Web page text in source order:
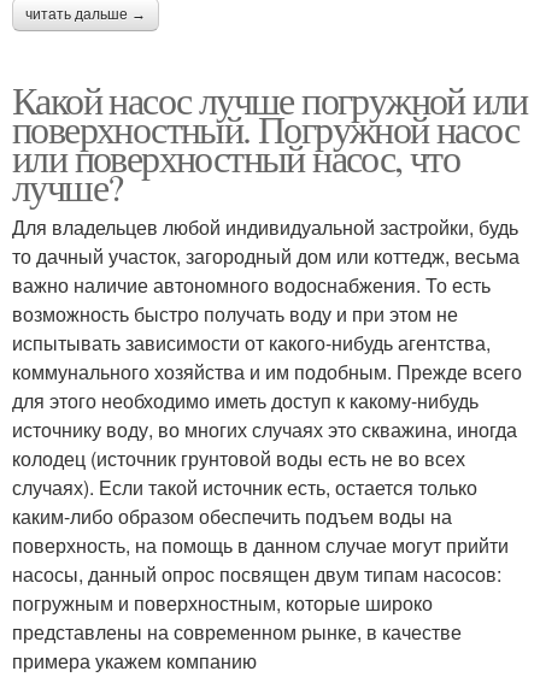
читать дальше →
Какой насос лучше погружной или
поверхностный. Погружной насос
или поверхностный насос, что
лучше?
Для владельцев любой индивидуальной застройки, будь
то дачный участок, загородный дом или коттедж, весьма
важно наличие автономного водоснабжения. То есть
возможность быстро получать воду и при этом не
испытывать зависимости от какого-нибудь агентства,
коммунального хозяйства и им подобным. Прежде всего
для этого необходимо иметь доступ к какому-нибудь
источнику воду, во многих случаях это скважина, иногда
колодец (источник грунтовой воды есть не во всех
случаях). Если такой источник есть, остается только
каким-либо образом обеспечить подъем воды на
поверхность, на помощь в данном случае могут прийти
насосы, данный опрос посвящен двум типам насосов:
погружным и поверхностным, которые широко
представлены на современном рынке, в качестве
примера укажем компанию